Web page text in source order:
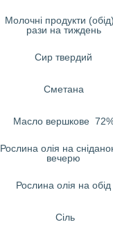
Молочні продукти
рази на тиждень
Сир твердий
Сметана
Масло вершкове
Рослина олія на
вечерю
Рослина олія на обід
Сіль